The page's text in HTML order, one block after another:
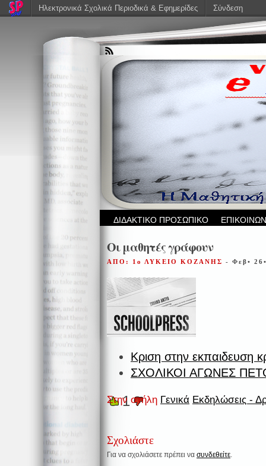
ΔΙΔΑΚΤΙΚΟ ΠΡΟΣΩΠΙΚΟ
Οι μαθητές γράφουν
ΑΠΟ: 1ο ΛΥΚΕΙΟ ΚΟΖΑΝΗΣ - Φεβ•
Κριση στην εκπαιδευση
ΣΧΟΛΙΚΟΙ ΑΓΩΝΕΣ
Στην στήλη Γενικά Εκδηλώσεις -
1
Σχολιάστε
Για να σχολιάσετε πρέπει να συνδεθείτε.
Ηλεκτρονικά Σχολικά Περιοδικά & Εφημερίδες Σύνδεση